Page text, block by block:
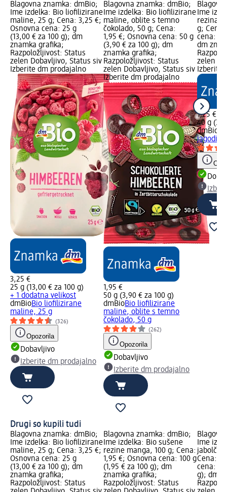
Blagovna znamka: dmBio;
Ime izdelka: Bio lioﬁlizirane
maline, 25 g; Cena: 3,25 €;
Osnovna cena: 25 g
(13,00 € za 100 g); dm
znamka grafika;
Razpoložljivost: Status
zelen Dobavljivo, Status siv
Izberite dm prodajalno
3,25 €
25 g (13,00 € za 100 g)
+ 1 dodatna velikost
dmBioBio lioﬁlizirane
maline, 25 g
(326)
Opozorila
Dobavljivo
Izberite dm prodajalno
Blagovna znamka: dmBio;
Ime izdelka: Bio liofilizirane
maline, oblite s temno
čokolado, 50 g; Cena:
1,95 €; Osnovna cena: 50 g
(3,90 € za 100 g); dm
znamka grafika;
Razpoložljivost: Status
zelen Dobavljivo, Status siv
Izberite dm prodajalno
1,95 €
50 g (3,90 € za 100 g)
dmBioBio liofilizirane
maline, oblite s temno
čokolado, 50 g
(262)
Opozorila
Dobavljivo
Izberite dm prodajalno
Ime
rezina z
g; Cena:
cena: 40
dm
zelen
Izberite
1,25 €
40 g
dmBio
Drugi so kupili tudi
Blagovna znamka: dmBio;
Ime izdelka: Bio lioﬁlizirane
maline, 25 g; Cena: 3,25 €;
Osnovna cena: 25 g
(13,00 € za 100 g); dm
znamka grafika;
Razpoložljivost: Status
Blagovna znamka: dmBio;
Ime izdelka: Bio sušene
rezine manga, 100 g; Cena:
1,95 €; Osnovna cena: 100 g
(1,95 € za 100 g); dm
znamka grafika;
Razpoložljivost: Status
Ime
Cena:
cena: 70
g); dm